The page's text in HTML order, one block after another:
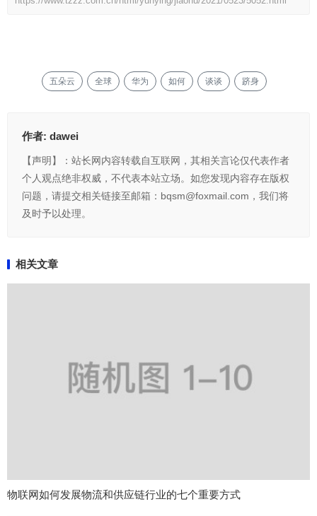
五朵云 全球 华为 如何 谈谈 跻身
作者: dawei
【声明】：站长网内容转载自互联网，其相关言论仅代表作者
个人观点绝非权威，不代表本站立场。如您发现内容存在版权
问题，请提交相关链接至邮箱：bqsm@foxmail.com，我们将
及时予以处理。
相关文章
物联网如何发展物流和供应链行业的七个重要方式